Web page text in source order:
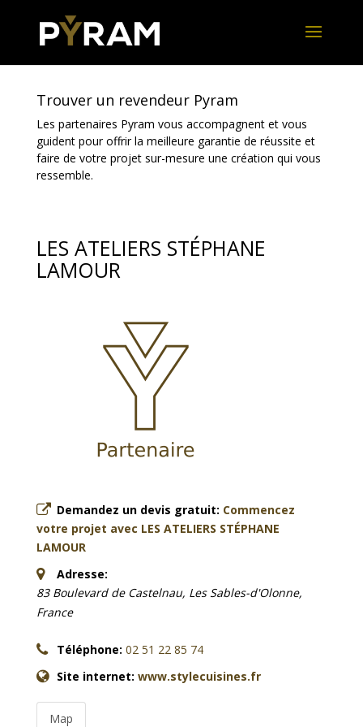
Trouver un revendeur Pyram
Les partenaires Pyram vous accompagnent et vous
guident pour offrir la meilleure garantie de réussite et
faire de votre projet sur-mesure une création qui vous
ressemble.
LES ATELIERS STÉPHANE
LAMOUR
Demandez un devis gratuit: Commencez
votre projet avec LES ATELIERS STÉPHANE
LAMOUR
Adresse:
83 Boulevard de Castelnau, Les Sables-d'Olonne,
France
Téléphone: 02 51 22 85 74
Site internet: www.stylecuisines.fr
Map